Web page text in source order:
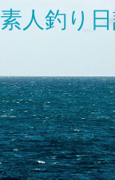
素人釣り